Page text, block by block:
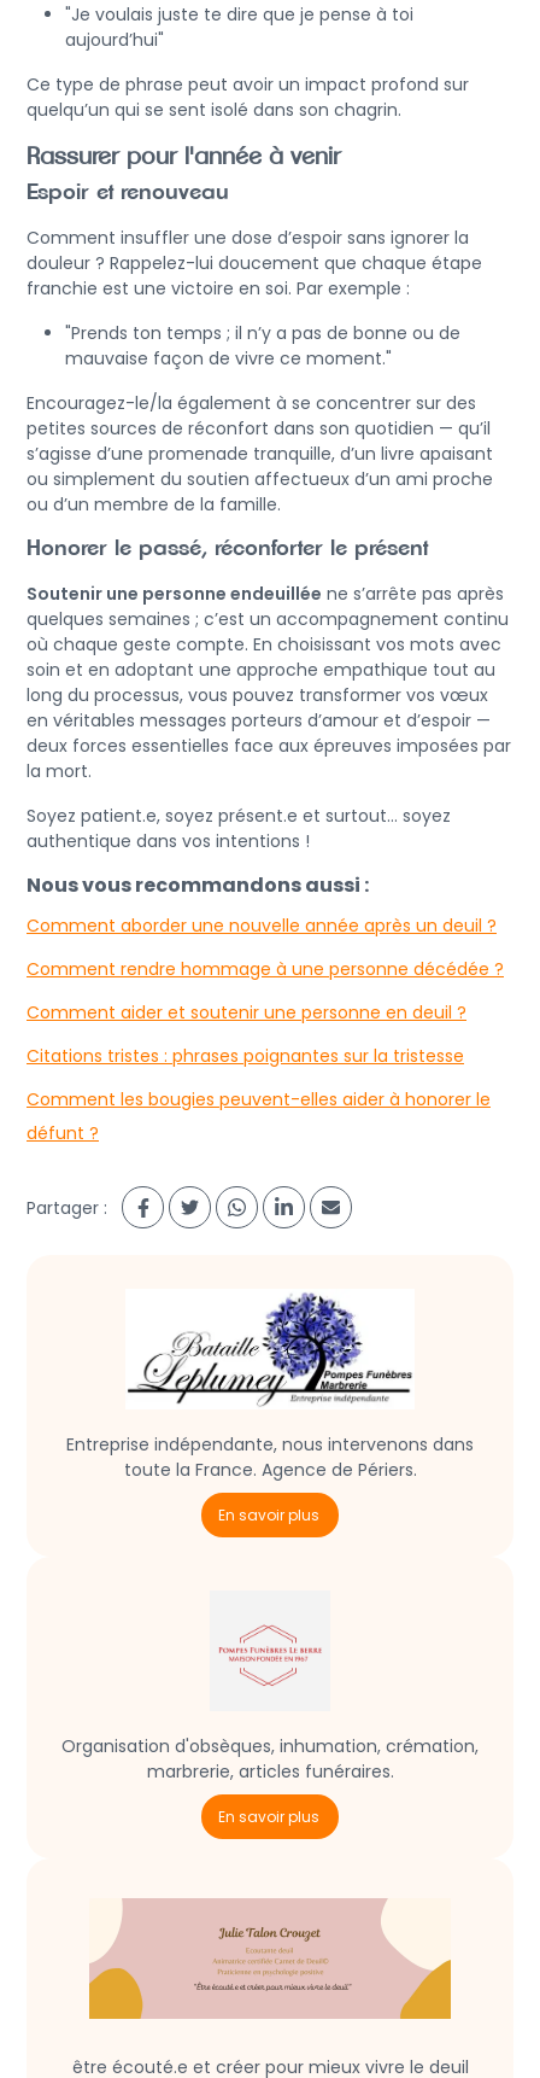
"Je voulais juste te dire que je pense à toi
aujourd’hui"
Ce type de phrase peut avoir un impact profond sur
quelqu’un qui se sent isolé dans son chagrin.
Rassurer pour l'année à venir
Espoir et renouveau
Comment insuffler une dose d’espoir sans ignorer la
douleur ? Rappelez-lui doucement que chaque étape
franchie est une victoire en soi. Par exemple :
"Prends ton temps ; il n’y a pas de bonne ou de
mauvaise façon de vivre ce moment."
Encouragez-le/la également à se concentrer sur des
petites sources de réconfort dans son quotidien — qu’il
s’agisse d’une promenade tranquille, d’un livre apaisant
ou simplement du soutien affectueux d’un ami proche
ou d’un membre de la famille.
Honorer le passé, réconforter le présent
Soutenir une personne endeuillée ne s’arrête pas après
quelques semaines ; c’est un accompagnement continu
où chaque geste compte. En choisissant vos mots avec
soin et en adoptant une approche empathique tout au
long du processus, vous pouvez transformer vos vœux
en véritables messages porteurs d’amour et d’espoir —
deux forces essentielles face aux épreuves imposées par
la mort.
Soyez patient.e, soyez présent.e et surtout… soyez
authentique dans vos intentions !
Nous vous recommandons aussi :
Comment aborder une nouvelle année après un deuil ?
Comment rendre hommage à une personne décédée ?
Comment aider et soutenir une personne en deuil ?
Citations tristes : phrases poignantes sur la tristesse
Comment les bougies peuvent-elles aider à honorer le
défunt ?
Partager :
Entreprise indépendante, nous intervenons dans
toute la France. Agence de Périers.
En savoir plus
Organisation d'obsèques, inhumation, crémation,
marbrerie, articles funéraires.
En savoir plus
être écouté.e et créer pour mieux vivre le deuil